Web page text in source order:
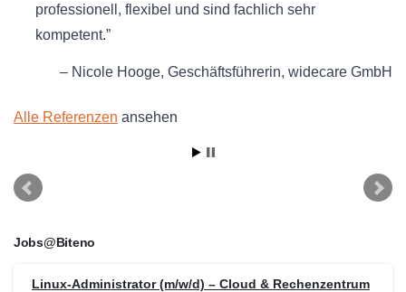
professionell, flexibel und sind fachlich sehr
kompetent.
Nicole Hooge Geschäftsführerin widecare GmbH
Alle Referenzen ansehen
Jobs@Biteno
Linux-Administrator (m/w/d) – Cloud & Rechenzentrum